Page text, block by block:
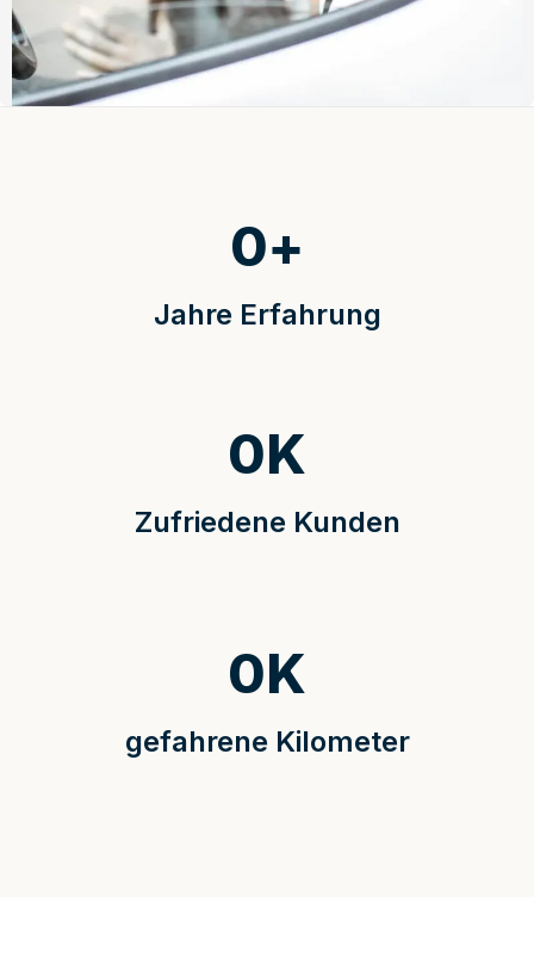
Jahre Erfahrung
0+
Zufriedene Kunden
0K
gefahrene Kilometer
0K